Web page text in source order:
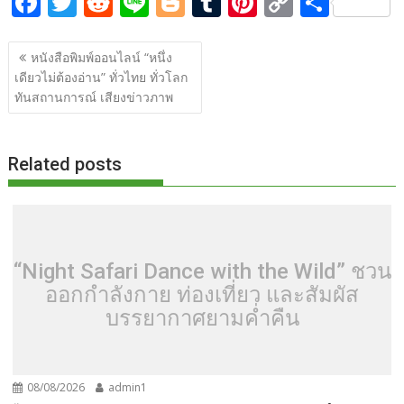
ac
e
b
o
k
w
itt
er
e
d
di
t
n
e
o
g
er
k
แนะแนว
เรื่อง
หนังสือพิมพ์ออนไลน์ “หนึ่ง
เดียวไม่ต้องอ่าน” ทั่วไทย ทั่วโลก
ทันสถานการณ์ เสียงข่าวภาพ
Related posts
“Night Safari Dance with the Wild” ชวน
ออกกำลังกาย ท่องเที่ยว และสัมผัส
บรรยากาศยามค่ำคืน
08/08/2026 admin1